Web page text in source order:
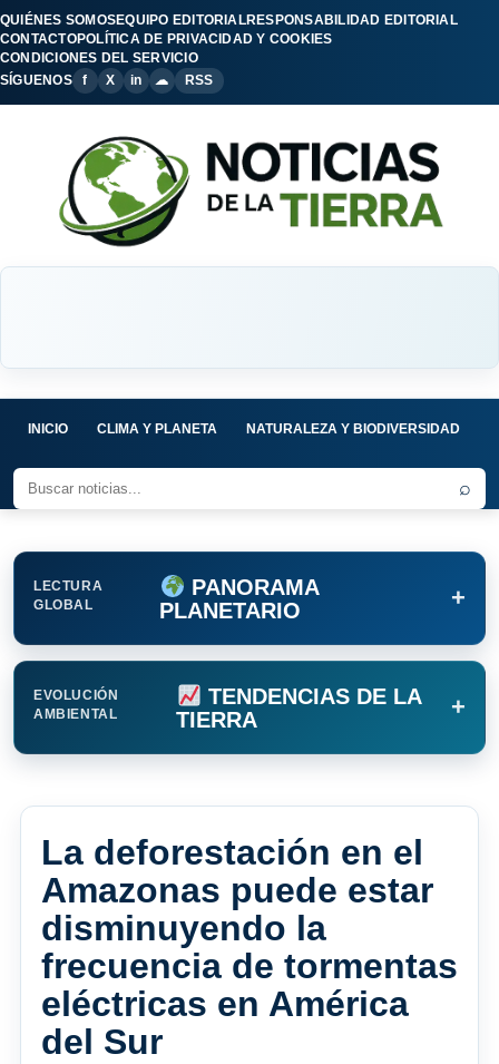
QUIÉNES SOMOSEQUIPO EDITORIALRESPONSABILIDAD EDITORIAL
CONTACTOPOLÍTICA DE PRIVACIDAD Y COOKIES
CONDICIONES DEL SERVICIO
SÍGUENOS
f X in ☁ RSS
INICIO CLIMA Y PLANETA NATURALEZA Y BIODIVERSIDAD
⌕
LECTURA
GLOBAL
PANORAMA
PLANETARIO
+
EVOLUCIÓN
AMBIENTAL
TENDENCIAS DE LA
TIERRA
+
La deforestación en el
Amazonas puede estar
disminuyendo la
frecuencia de tormentas
eléctricas en América
del Sur